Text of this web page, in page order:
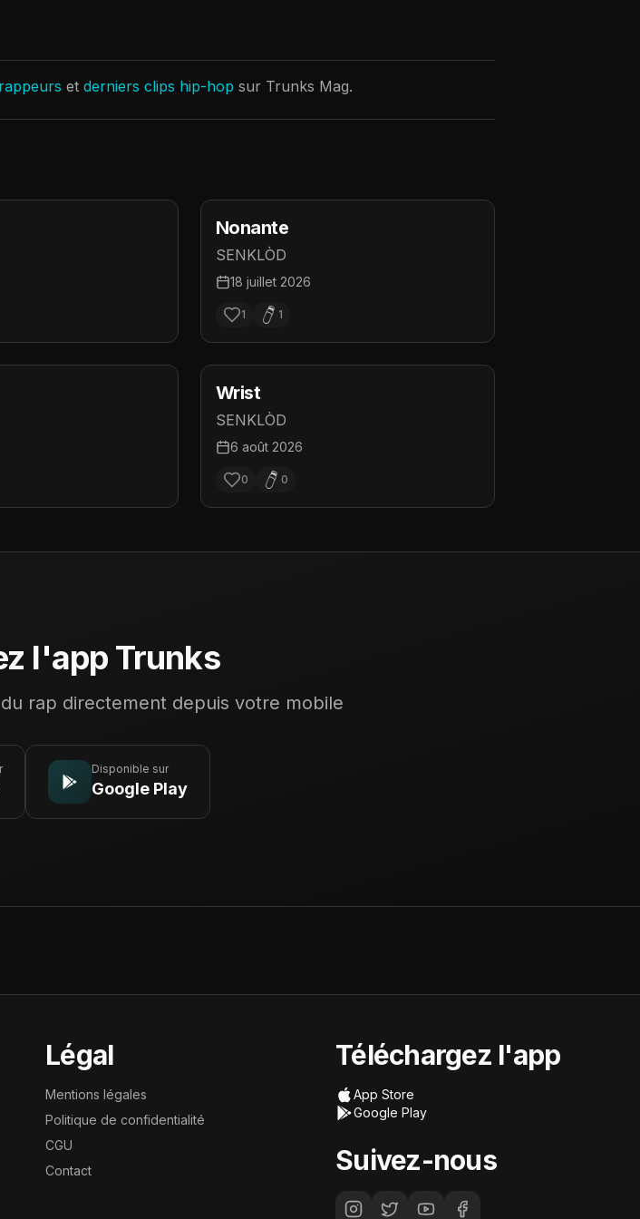
et derniers clips hip-hop sur Trunks Mag.
Nonante
SENKLÒD
18 juillet 2026
1 1
Wrist
SENKLÒD
6 août 2026
0 0
l'app Trunks
rap directement depuis votre mobile
Disponible sur
Google Play
Légal
Mentions légales
Politique de confidentialité
CGU
Contact
Téléchargez l'app
App Store
Google Play
Suivez-nous